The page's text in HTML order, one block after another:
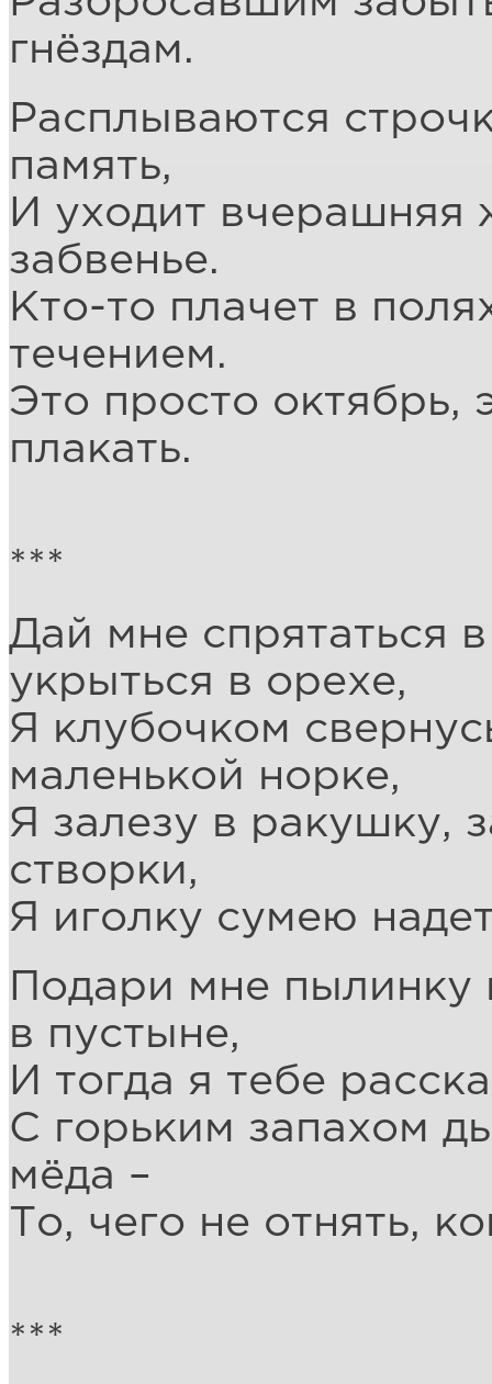
гнёздам.
Расплываются
память,
И уходит вчерашняя
забвенье.
Кто-то плачет в
течением.
Это просто октябрь,
плакать.
***
Дай мне спрятаться
укрыться в орехе,
Я клубочком
маленькой норке,
Я залезу в ракушку,
створки,
Я иголку сумею
Подари мне пылинку
в пустыне,
И тогда я тебе
С горьким запахом
мёда –
То, чего не отнять,
***